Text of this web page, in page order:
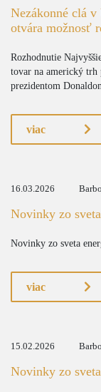
Nezákonné clá
otvára možnosť
Rozhodnutie
tovar na americký trh
prezidentom
viac
16.03.2026
Novinky zo
Novinky zo sveta
viac
15.02.2026
Novinky zo